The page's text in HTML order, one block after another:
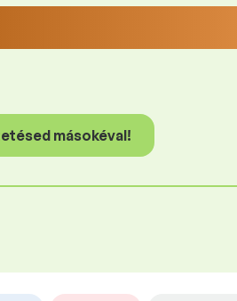
másokéval!